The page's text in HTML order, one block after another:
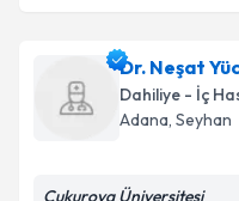
Dr. Kemal Ercan
oluşturun. Size bu
takvim
Dr. Neşat
Dahiliye - İç
Adana, Seyhan
Çukurova Üniversitesi